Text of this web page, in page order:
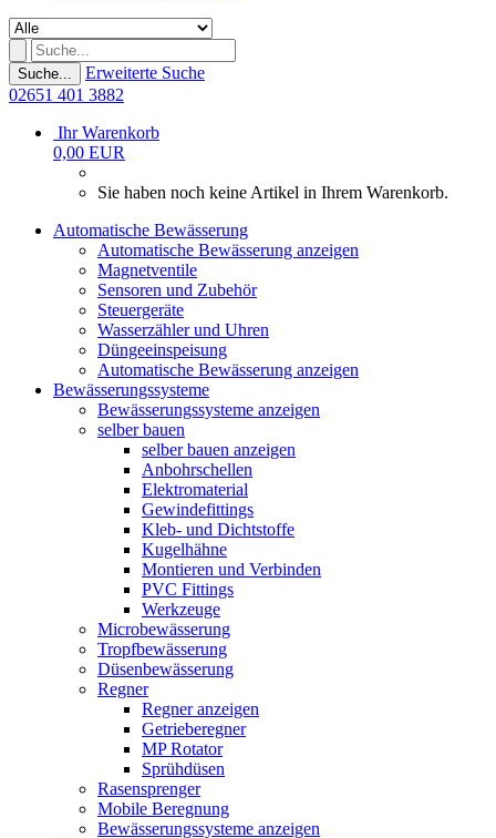
Suche...
Erweiterte Suche
02651 401 3882
Ihr Warenkorb
0,00 EUR
Sie haben noch keine Artikel in Ihrem Warenkorb.
Automatische Bewässerung
Automatische Bewässerung anzeigen
Magnetventile
Sensoren und Zubehör
Steuergeräte
Wasserzähler und Uhren
Düngeeinspeisung
Automatische Bewässerung anzeigen
Bewässerungssysteme
Bewässerungssysteme anzeigen
selber bauen
selber bauen anzeigen
Anbohrschellen
Elektromaterial
Gewindefittings
Kleb- und Dichtstoffe
Kugelhähne
Montieren und Verbinden
PVC Fittings
Werkzeuge
Microbewässerung
Tropfbewässerung
Düsenbewässerung
Regner
Regner anzeigen
Getrieberegner
MP Rotator
Sprühdüsen
Rasensprenger
Mobile Beregnung
Bewässerungssysteme anzeigen